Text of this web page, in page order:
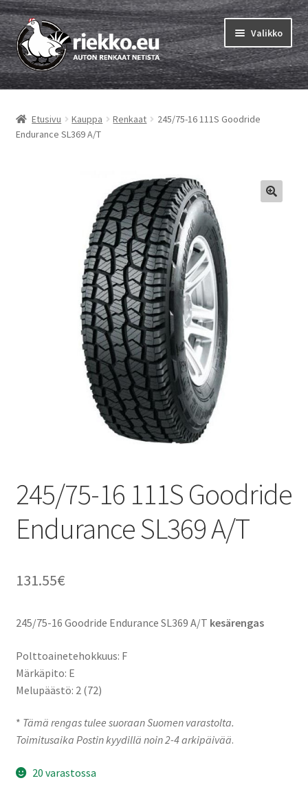
Siirry
navigointiin
Siirry
sisältöön
Valikko
Etusivu
Vinkit & ohjeet
Etusivu Kauppa Renkaat
245/75-16 111S Goodride
Endurance SL369 A/T
245/75-16 111S Goodride
Endurance SL369 A/T
131.55€
245/75-16 Goodride Endurance SL369 A/T kesärengas
Polttoainetehokkuus: F
Märkäpito: E
Melupäästö: 2 (72)
* Tämä rengas tulee suoraan Suomen varastolta.
Toimitusaika Postin kyydillä noin 2-4 arkipäivää.
20 varastossa